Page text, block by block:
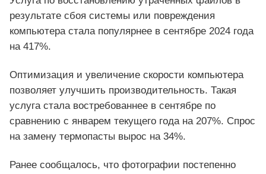
результате сбоя системы или повреждения
компьютера стала популярнее в сентябре 2024 года
на 417%.
Оптимизация и увеличение скорости компьютера
позволяет улучшить производительность. Такая
услуга стала востребованнее в сентябре по
сравнению с январем текущего года на 207%. Спрос
на замену термопасты вырос на 34%.
Ранее сообщалось, что фотографии постепенно